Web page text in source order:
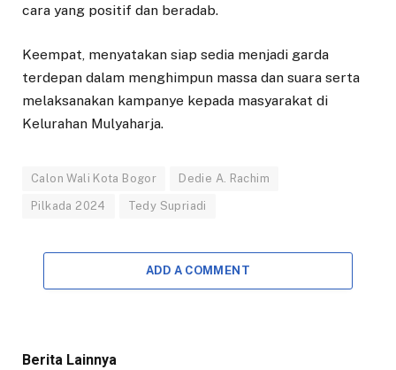
cara yang positif dan beradab.
Keempat, menyatakan siap sedia menjadi garda
terdepan dalam menghimpun massa dan suara serta
melaksanakan kampanye kepada masyarakat di
Kelurahan Mulyaharja.
Calon Wali Kota Bogor Dedie A. Rachim
Pilkada 2024 Tedy Supriadi
ADD A COMMENT
Berita Lainnya